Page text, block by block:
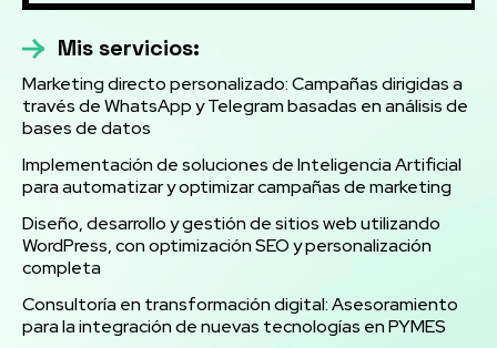
Mis servicios:
Marketing directo personalizado: Campañas dirigidas a
través de WhatsApp y Telegram basadas en análisis de
bases de datos
Implementación de soluciones de Inteligencia Artificial
para automatizar y optimizar campañas de marketing
Diseño, desarrollo y gestión de sitios web utilizando
WordPress, con optimización SEO y personalización
completa
Consultoría en transformación digital: Asesoramiento
para la integración de nuevas tecnologías en PYMES